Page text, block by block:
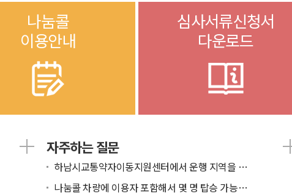
나눔콜
이용안내
심사서류신청서
다운로드
자주하는 질문
하남시교통약자이동지원센터에서 운행 지역을 알고 싶...
나눔콜 차량에 이용자 포함해서 몇 명 탑승 가능한가...